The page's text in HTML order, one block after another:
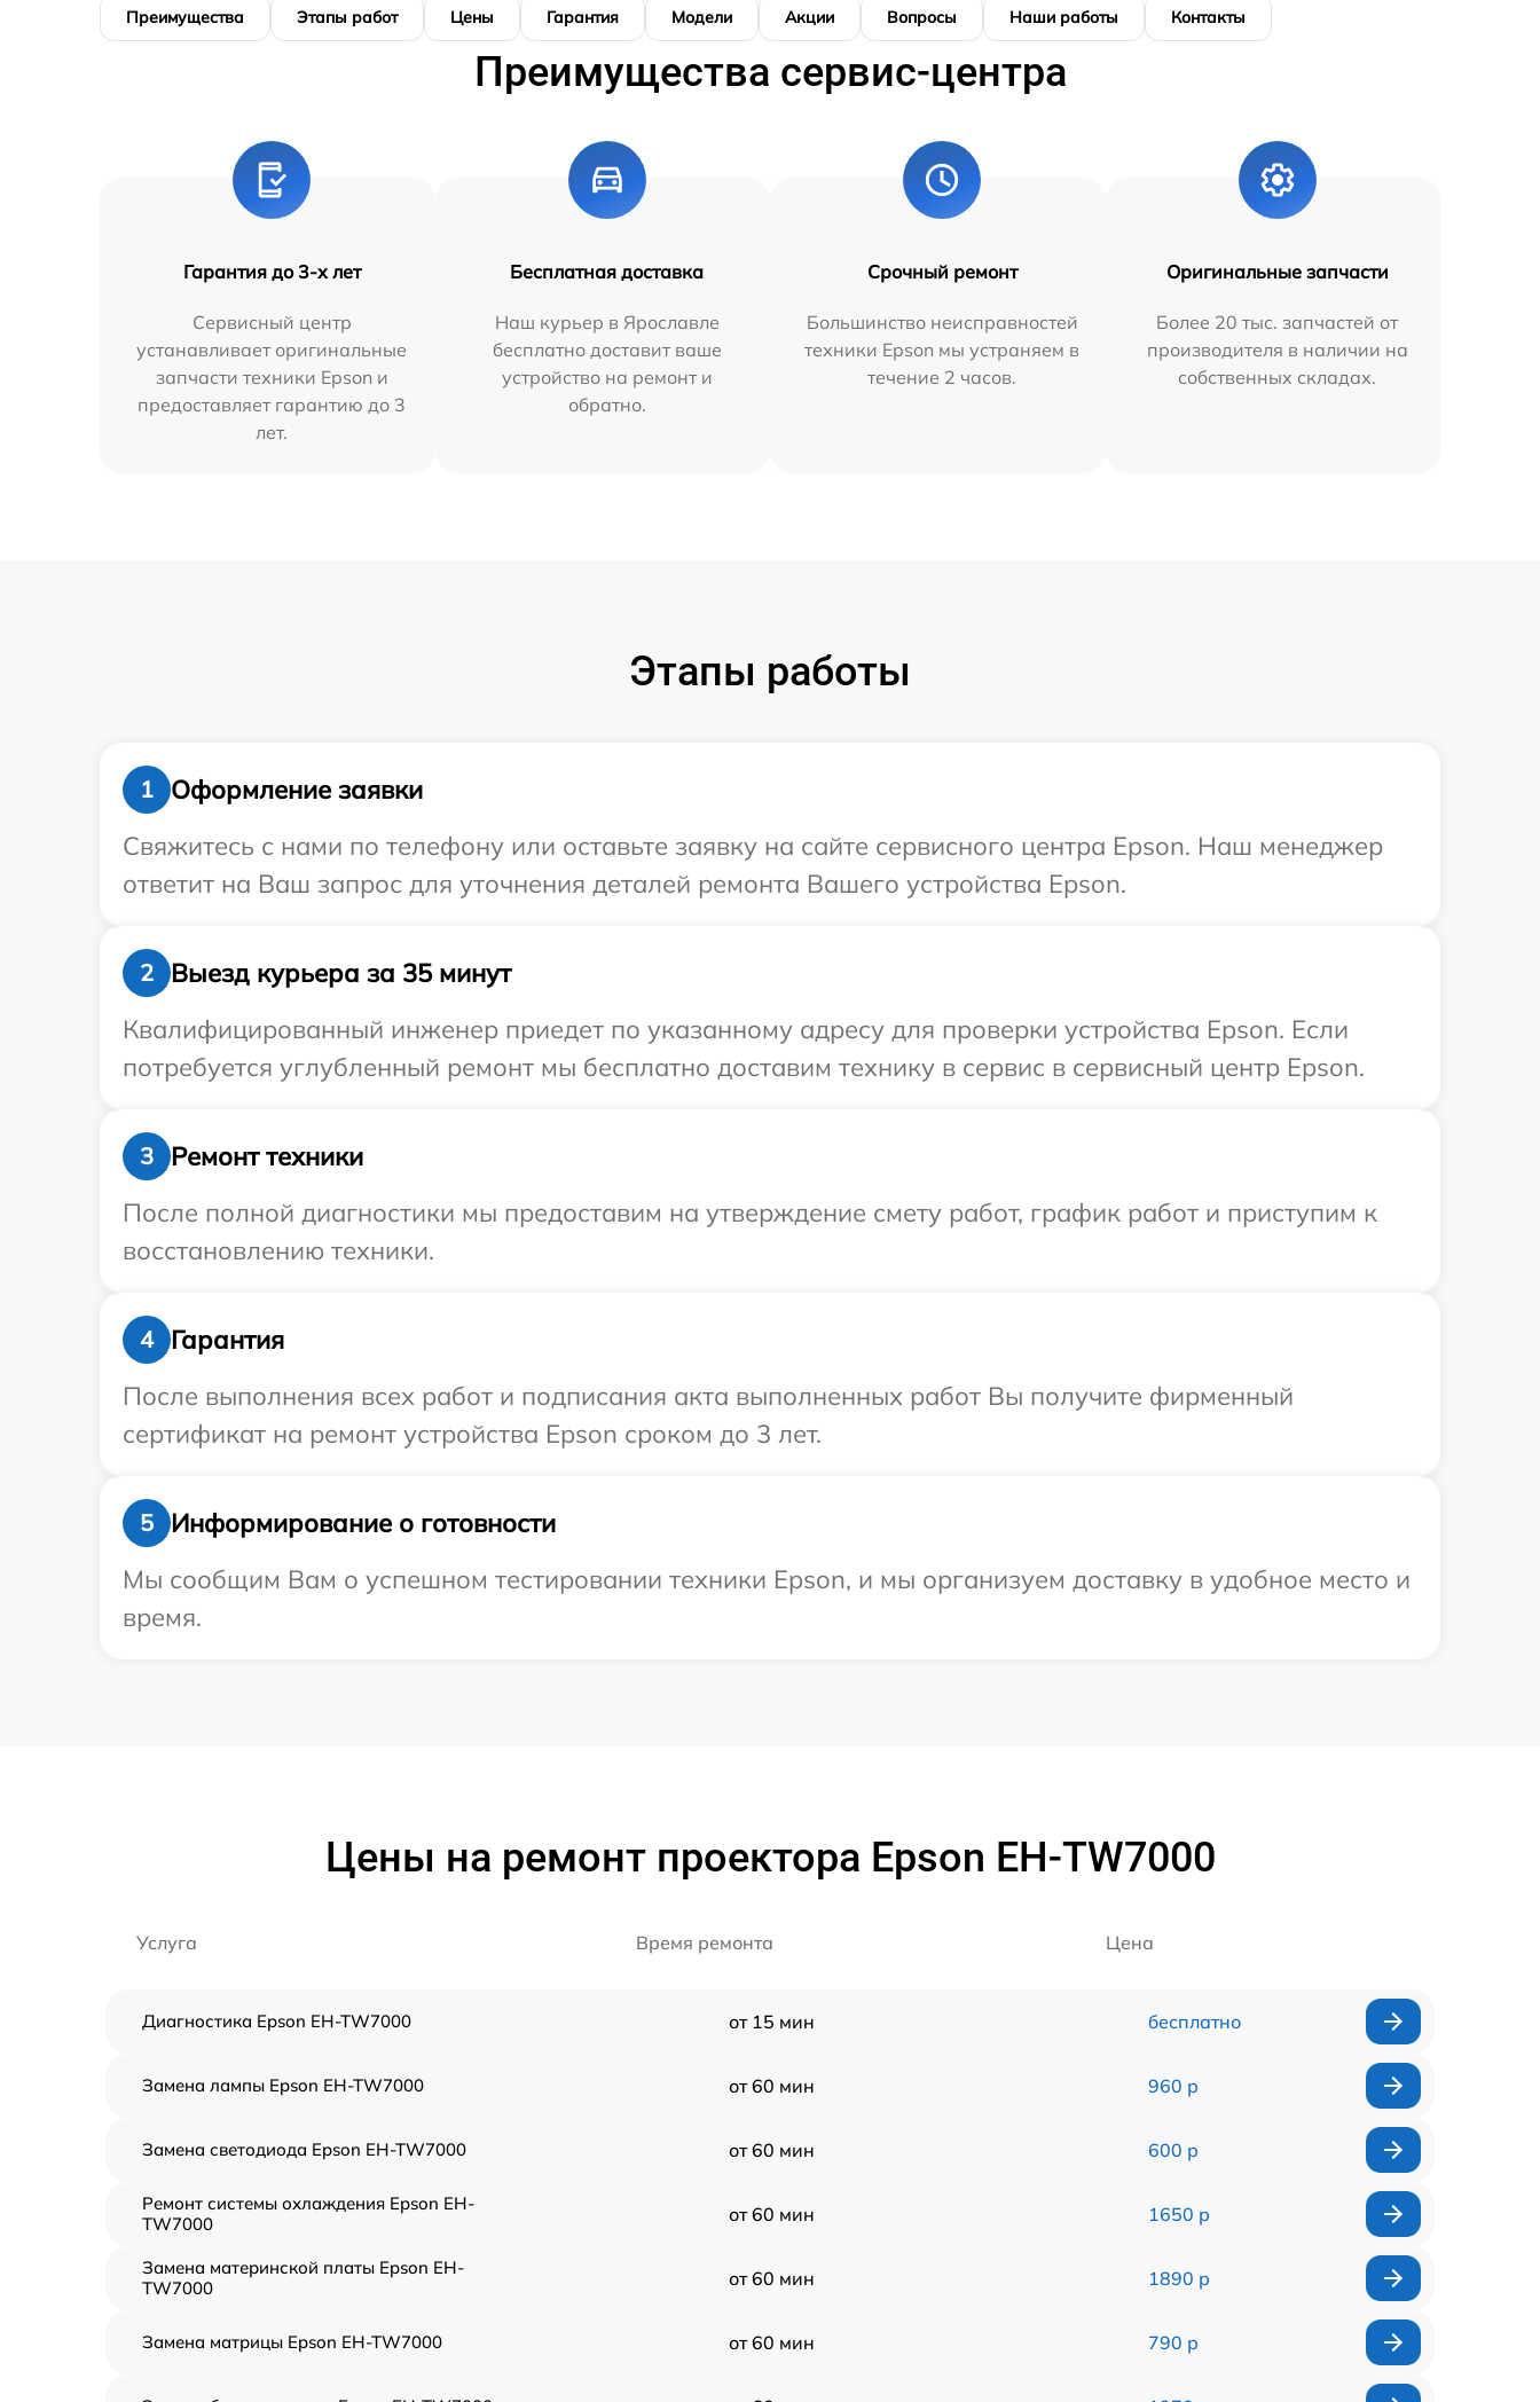
Преимущества Этапы работ Цены Гарантия Модели Акции Вопросы Наши работы Контакты
Преимущества сервис-центра
Гарантия до 3-х лет
Сервисный центр
устанавливает оригинальные
запчасти техники Epson и
предоставляет гарантию до 3
лет.
Бесплатная доставка
Наш курьер в Ярославле
бесплатно доставит ваше
устройство на ремонт и
обратно.
Срочный ремонт
Большинство неисправностей
техники Epson мы устраняем в
течение 2 часов.
Оригинальные запчасти
Более 20 тыс. запчастей от
производителя в наличии на
собственных складах.
Этапы работы
1
Оформление заявки
Свяжитесь с нами по телефону или оставьте заявку на сайте сервисного центра Epson. Наш менеджер
ответит на Ваш запрос для уточнения деталей ремонта Вашего устройства Epson.
2
Выезд курьера за 35 минут
Квалифицированный инженер приедет по указанному адресу для проверки устройства Epson. Если
потребуется углубленный ремонт мы бесплатно доставим технику в сервис в сервисный центр Epson.
3
Ремонт техники
После полной диагностики мы предоставим на утверждение смету работ, график работ и приступим к
восстановлению техники.
4
Гарантия
После выполнения всех работ и подписания акта выполненных работ Вы получите фирменный
сертификат на ремонт устройства Epson сроком до 3 лет.
5
Информирование о готовности
Мы сообщим Вам о успешном тестировании техники Epson, и мы организуем доставку в удобное место и
время.
Цены на ремонт проектора Epson EH-TW7000
Услуга Время ремонта Цена
Диагностика Epson EH-TW7000 от 15 мин бесплатно
Замена лампы Epson EH-TW7000 от 60 мин 960 р
Замена светодиода Epson EH-TW7000 от 60 мин 600 р
Ремонт системы охлаждения Epson EH-
TW7000
от 60 мин 1650 р
Замена материнской платы Epson EH-
TW7000
от 60 мин 1890 р
Замена матрицы Epson EH-TW7000 от 60 мин 790 р